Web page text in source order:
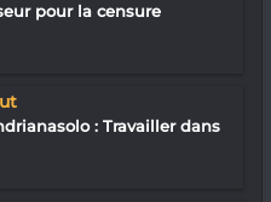
pour la censure
: Travailler dans